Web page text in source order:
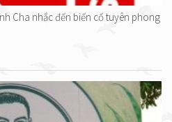
Cha nhắc đến biến cố tuyên phong